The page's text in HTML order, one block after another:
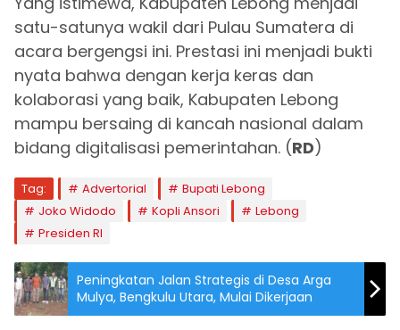
satu-satunya wakil dari Pulau Sumatera di
acara bergengsi ini. Prestasi ini menjadi bukti
nyata bahwa dengan kerja keras dan
kolaborasi yang baik, Kabupaten Lebong
mampu bersaing di kancah nasional dalam
bidang digitalisasi pemerintahan. (RD)
Tag: Advertorial
Bupati Lebong
Joko Widodo
Kopli Ansori
Lebong
Presiden RI
Peningkatan Jalan Strategis di Desa Arga
Mulya, Bengkulu Utara, Mulai Dikerjaan